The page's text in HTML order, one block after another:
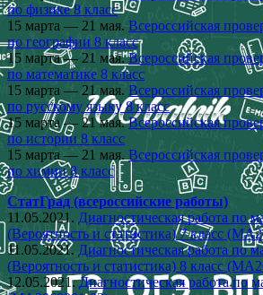
по физике 8 класс
15 марта — 21 мая. Всероссийская
по географии 8 класс
15 марта — 21 мая.Всероссийская
по математике 8 класс
15 марта — 21 мая. Всероссийская
по русскому языку 8 класс
15 марта — 21 мая.Всероссийская
по истории 8 класс
15 марта — 21 мая. Всероссийская
по химии 8 класс
СтатГрад (всероссийские работы)
11.05.2021. Диагностическая работа по
(Вероятность и статистика) 7 класс
11.05.2021. Диагностическая работа по
(Вероятность и статистика) 8 класс
12.05.2021.Диагностическая работа по